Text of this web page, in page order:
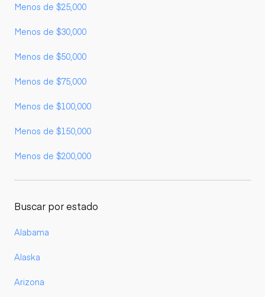
Menos de $25,000
Menos de $30,000
Menos de $50,000
Menos de $75,000
Menos de $100,000
Menos de $150,000
Menos de $200,000
Buscar por estado
Alabama
Alaska
Arizona